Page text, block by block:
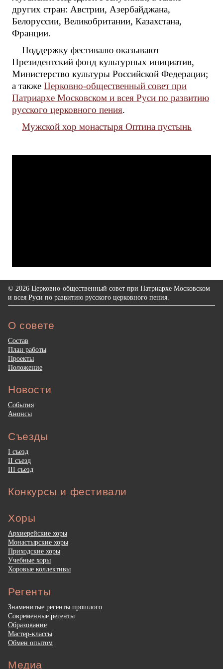
других стран: Австрии, Азербайджана,
Белоруссии, Великобритании, Казахстана,
Франции.
Поддержку фестивалю оказывают
Президентский фонд культурных инициатив,
Министерство культуры Российской Федерации;
а также Церковно-общественный совет при
Патриархе Московском и всея Руси по развитию
русского церковного пения.
Мужской хор монастыря Оптина пустынь
© 2026 Церковно-общественный совет при Патриархе Московском
и всея Руси по развитию русского церковного пения.
О совете
Состав
План работы
Проекты
Положение
Новости
События
Анонсы
Съезды
I съезд
II съезд
III съезд
Конкурсы и фестивали
Хоры
Архиерейские хоры
Монастырские хоры
Приходские хоры
Учебные хоры
Хоровые коллективы
Регенты
Знаменитые регенты прошлого
Современные регенты
Образование
Мастер-классы
Обмен опытом
Медиа